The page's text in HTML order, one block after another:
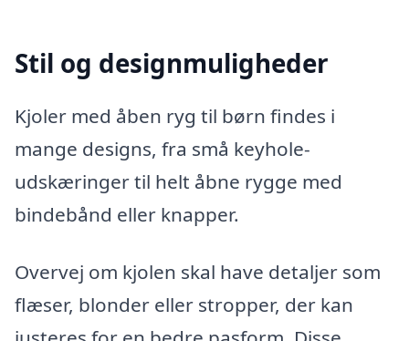
Stil og designmuligheder
Kjoler med åben ryg til børn findes i
mange designs, fra små keyhole-
udskæringer til helt åbne rygge med
bindebånd eller knapper.
Overvej om kjolen skal have detaljer som
flæser, blonder eller stropper, der kan